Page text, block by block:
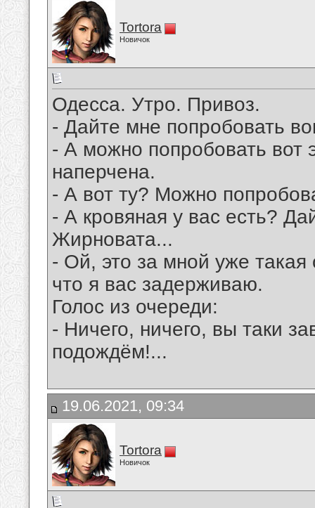
Tortora
Новичок
Одесса. Утро. Привоз.
- Дайте мне попробовать
- А можно попробовать вот
наперчена.
- А вот ту? Можно
- А кровяная у вас есть?
Жирновата...
- Ой, это за мной уже
что я вас задерживаю.
Голос из очереди:
- Ничего, ничего, вы таки
подождём!...
19.06.2021, 09:34
Tortora
Новичок